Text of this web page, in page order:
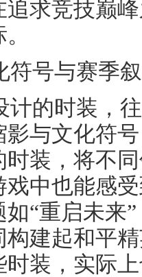
求竞技巅
符号与赛季
计的时装，
与文化符
装，将不
中也能感
“重启未来
建起和平
装，实际